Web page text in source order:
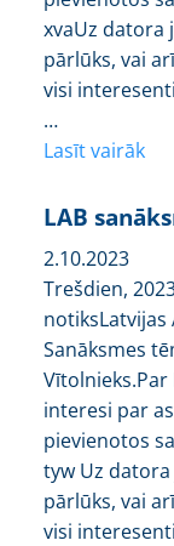
xvaUz datora
pārlūks, vai
visi
…
Lasīt vairāk
LAB
2.10.2023
Trešdien,
Sanāksmes
interesi par
pievienotos
tyw Uz
pārlūks, vai
visi